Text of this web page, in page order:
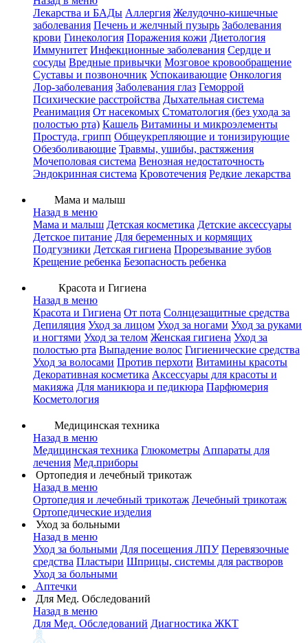
Лекарства и БАДы Аллергия Желудочно-кишечные
заболевания Печень и желчный пузырь Заболевания
крови Гинекология Поражения кожи Диетология
Иммунитет Инфекционные заболевания Сердце и
сосуды Вредные привычки Мозговое кровообращение
Суставы и позвоночник Успокаивающие Онкология
Лор-заболевания Заболевания глаз Геморрой
Психические расстройства Дыхательная система
Реанимация От насекомых Стоматология (без ухода за
полостью рта) Кашель Витамины и микроэлементы
Простуда, грипп Общеукрепляющие и тонизирующие
Обезболивающие Травмы, ушибы, растяжения
Мочеполовая система Венозная недостаточность
Эндокринная система Кровотечения Редкие лекарства
Мама и малыш
Назад в меню
Мама и малыш Детская косметика Детские аксессуары
Детское питание Для беременных и кормящих
Подгузники Детская гигиена Прорезывание зубов
Крещение ребенка Безопасность ребенка
Красота и Гигиена
Назад в меню
Красота и Гигиена От пота Солнцезащитные средства
Депиляция Уход за лицом Уход за ногами Уход за руками
и ногтями Уход за телом Женская гигиена Уход за
полостью рта Выпадение волос Гигиенические средства
Уход за волосами Против перхоти Витамины красоты
Декоративная косметика Аксессуары для красоты и
макияжа Для маникюра и педикюра Парфюмерия
Косметология
Медицинская техника
Назад в меню
Медицинская техника Глюкометры Аппараты для
лечения Мед.приборы
Ортопедия и лечебный трикотаж
Назад в меню
Ортопедия и лечебный трикотаж Лечебный трикотаж
Ортопедические изделия
Уход за больными
Назад в меню
Уход за больными Для посещения ЛПУ Перевязочные
средства Пластыри Шприцы, системы для растворов
Уход за больными
Аптечки
Для Мед. Обследований
Назад в меню
Для Мед. Обследований Диагностика ЖКТ